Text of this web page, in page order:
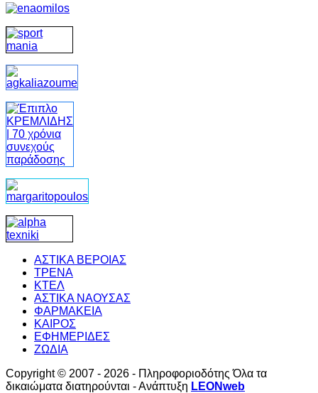
ΑΣΤΙΚΑ ΒΕΡΟΙΑΣ
ΤΡΕΝΑ
ΚΤΕΛ
ΑΣΤΙΚΑ ΝΑΟΥΣΑΣ
ΦΑΡΜΑΚΕΙΑ
ΚΑΙΡΟΣ
ΕΦΗΜΕΡΙΔΕΣ
ΖΩΔΙΑ
Copyright © 2007 - 2026 - Πληροφοριοδότης Όλα τα
δικαιώματα διατηρούνται - Ανάπτυξη LEONweb